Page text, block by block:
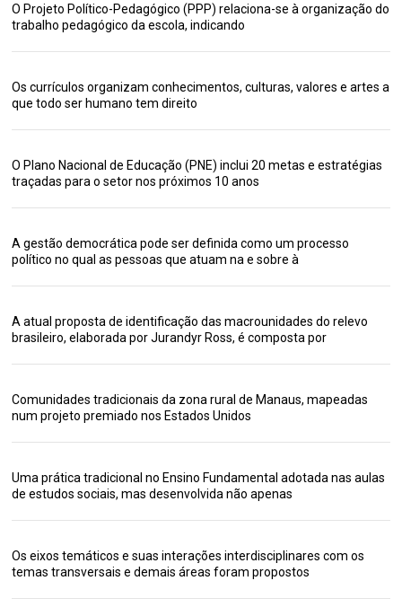
O Projeto Político-Pedagógico (PPP) relaciona-se à organização do
trabalho pedagógico da escola, indicando
Os currículos organizam conhecimentos, culturas, valores e artes a
que todo ser humano tem direito
O Plano Nacional de Educação (PNE) inclui 20 metas e estratégias
traçadas para o setor nos próximos 10 anos
A gestão democrática pode ser definida como um processo
político no qual as pessoas que atuam na e sobre à
A atual proposta de identificação das macrounidades do relevo
brasileiro, elaborada por Jurandyr Ross, é composta por
Comunidades tradicionais da zona rural de Manaus, mapeadas
num projeto premiado nos Estados Unidos
Uma prática tradicional no Ensino Fundamental adotada nas aulas
de estudos sociais, mas desenvolvida não apenas
Os eixos temáticos e suas interações interdisciplinares com os
temas transversais e demais áreas foram propostos